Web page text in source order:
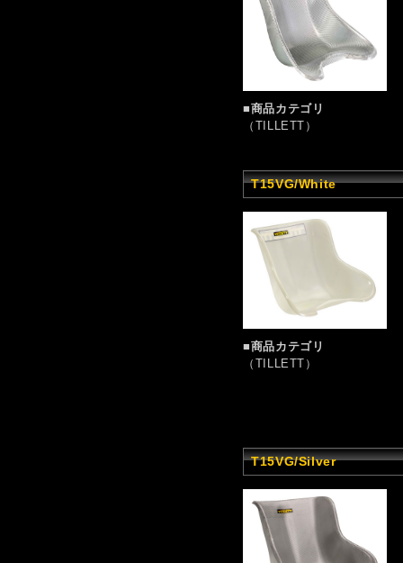
■商品カテゴリ
（TILLETT）
T15VG/White
■商品カテゴリ
（TILLETT）
T15VG/Silver